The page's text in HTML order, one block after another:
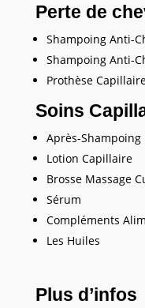
Perte de
Shampoing Anti-
Shampoing Anti-
Prothèse
Soins
Après-Shampoing
Lotion Capillaire
Brosse Massage
Sérum
Compléments
Les Huiles
Plus d’infos